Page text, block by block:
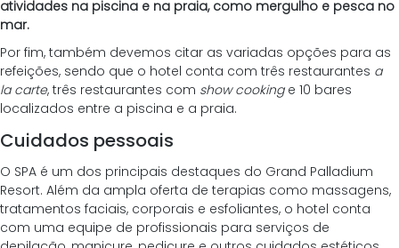
atividades na piscina e na praia, como mergulho e pesca no
mar.
Por fim, também devemos citar as variadas opções para as
refeições, sendo que o hotel conta com três restaurantes a
la carte, três restaurantes com show cooking e 10 bares
localizados entre a piscina e a praia.
Cuidados pessoais
O SPA é um dos principais destaques do Grand Palladium
Resort. Além da ampla oferta de terapias como massagens,
tratamentos faciais, corporais e esfoliantes, o hotel conta
com uma equipe de profissionais para serviços de